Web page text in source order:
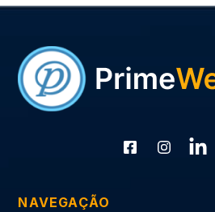
NAVEGAÇÃO